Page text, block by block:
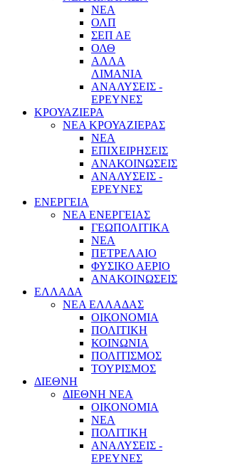
ΝΕΑ
ΟΛΠ
ΣΕΠ ΑΕ
ΟΛΘ
ΑΛΛΑ
ΛΙΜΑΝΙΑ
ΑΝΑΛΥΣΕΙΣ -
ΕΡΕΥΝΕΣ
ΚΡΟΥΑΖΙΕΡΑ
ΝΕΑ ΚΡΟΥΑΖΙΕΡΑΣ
NEA
ΕΠΙΧΕΙΡΗΣΕΙΣ
ΑΝΑΚΟΙΝΩΣΕΙΣ
ΑΝΑΛΥΣΕΙΣ -
ΕΡΕΥΝΕΣ
ΕΝΕΡΓΕΙΑ
ΝΕΑ ΕΝΕΡΓΕΙΑΣ
ΓΕΩΠΟΛΙΤΙΚΑ
ΝΕΑ
ΠΕΤΡΕΛΑΙΟ
ΦΥΣΙΚΟ ΑΕΡΙΟ
ΑΝΑΚΟΙΝΩΣΕΙΣ
ΕΛΛΑΔΑ
ΝΕΑ ΕΛΛΑΔΑΣ
ΟΙΚΟΝΟΜΙΑ
ΠΟΛΙΤΙΚΗ
ΚΟΙΝΩΝΙΑ
ΠΟΛΙΤΙΣΜΟΣ
ΤΟΥΡΙΣΜΟΣ
ΔΙΕΘΝΗ
ΔΙΕΘΝΗ ΝΕΑ
ΟΙΚΟΝΟΜΙΑ
ΝΕΑ
ΠΟΛΙΤΙΚΗ
ΑΝΑΛΥΣΕΙΣ -
ΕΡΕΥΝΕΣ